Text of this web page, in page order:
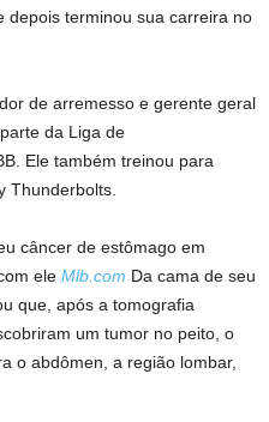
depois terminou sua carreira no
de arremesso e gerente geral
da Liga de
Ele também treinou para
Thunderbolts.
câncer de estômago em
ele Mlb.com Da cama de seu
que, após a tomografia
um tumor no peito, o
o abdômen, a região lombar,